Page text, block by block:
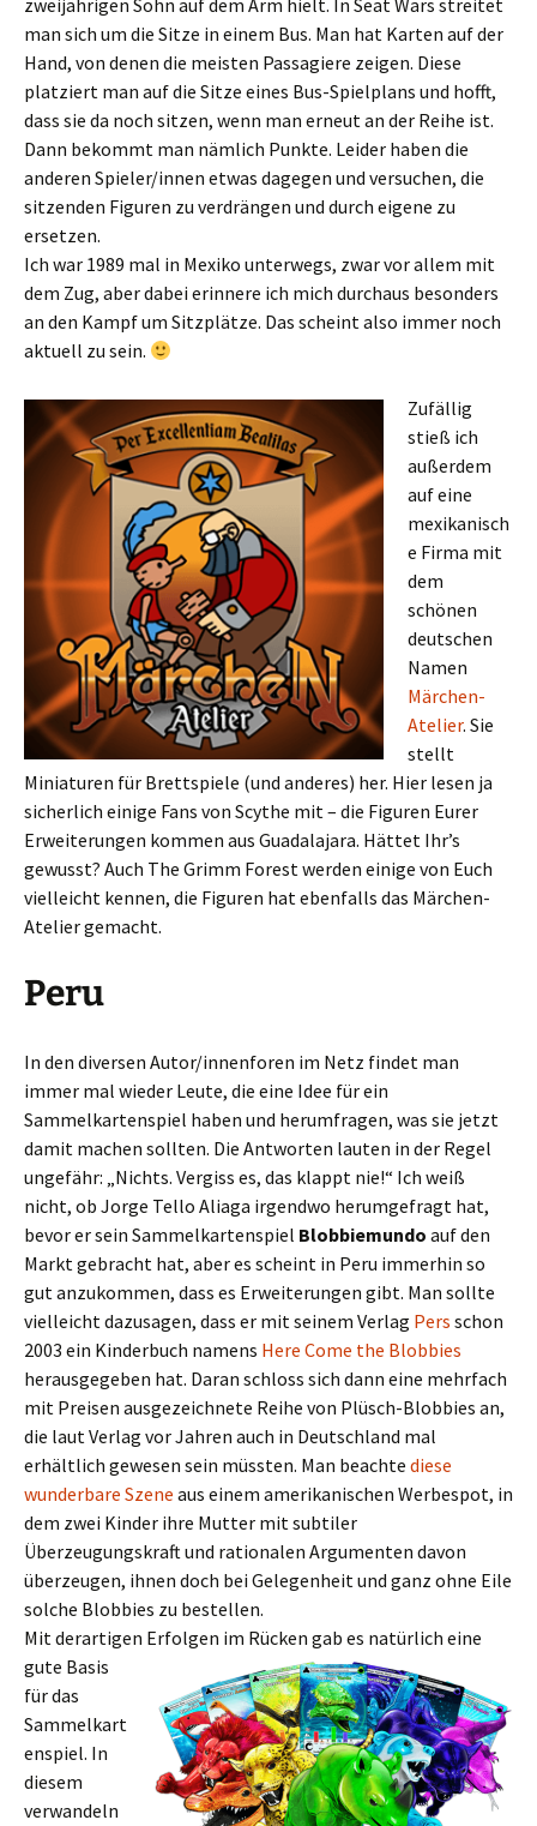
zweijährigen Sohn auf dem Arm hielt. In Seat Wars streitet
man sich um die Sitze in einem Bus. Man hat Karten auf der
Hand, von denen die meisten Passagiere zeigen. Diese
platziert man auf die Sitze eines Bus-Spielplans und hofft,
dass sie da noch sitzen, wenn man erneut an der Reihe ist.
Dann bekommt man nämlich Punkte. Leider haben die
anderen Spieler/innen etwas dagegen und versuchen, die
sitzenden Figuren zu verdrängen und durch eigene zu
ersetzen.
Ich war 1989 mal in Mexiko unterwegs, zwar vor allem mit
dem Zug, aber dabei erinnere ich mich durchaus besonders
an den Kampf um Sitzplätze. Das scheint also immer noch
aktuell zu sein.
Zufällig
stieß ich
außerdem
auf eine
mexikanisch
e Firma mit
dem
schönen
deutschen
Namen
Märchen-
Atelier. Sie
stellt
Miniaturen für Brettspiele (und anderes) her. Hier lesen ja
sicherlich einige Fans von Scythe mit – die Figuren Eurer
Erweiterungen kommen aus Guadalajara. Hättet Ihr’s
gewusst? Auch The Grimm Forest werden einige von Euch
vielleicht kennen, die Figuren hat ebenfalls das Märchen-
Atelier gemacht.
Peru
In den diversen Autor/innenforen im Netz findet man
immer mal wieder Leute, die eine Idee für ein
Sammelkartenspiel haben und herumfragen, was sie jetzt
damit machen sollten. Die Antworten lauten in der Regel
ungefähr: „Nichts. Vergiss es, das klappt nie!“ Ich weiß
nicht, ob Jorge Tello Aliaga irgendwo herumgefragt hat,
bevor er sein Sammelkartenspiel Blobbiemundo auf den
Markt gebracht hat, aber es scheint in Peru immerhin so
gut anzukommen, dass es Erweiterungen gibt. Man sollte
vielleicht dazusagen, dass er mit seinem Verlag Pers schon
2003 ein Kinderbuch namens Here Come the Blobbies
herausgegeben hat. Daran schloss sich dann eine mehrfach
mit Preisen ausgezeichnete Reihe von Plüsch-Blobbies an,
die laut Verlag vor Jahren auch in Deutschland mal
erhältlich gewesen sein müssten. Man beachte diese
wunderbare Szene aus einem amerikanischen Werbespot, in
dem zwei Kinder ihre Mutter mit subtiler
Überzeugungskraft und rationalen Argumenten davon
überzeugen, ihnen doch bei Gelegenheit und ganz ohne Eile
solche Blobbies zu bestellen.
Mit derartigen Erfolgen im Rücken gab es natürlich eine
gute Basis
für das
Sammelkart
enspiel. In
diesem
verwandeln